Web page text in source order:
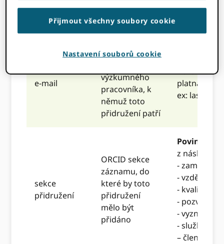
Název
sloupce
Popis
e-mail
E-mailová
výzkumného
pracovníka, k
němuž toto
přidružení patří
platná e-
ex:
sekce
přidružení
ORCID sekce
záznamu, do
které by toto
přidružení
mělo být
přidáno
Povinný.
z
-
- vzdělání
- kvalifikace
- pozvána
-
- služba
– členství
Přijmout všechny soubory cookie
Nastavení souborů cookie